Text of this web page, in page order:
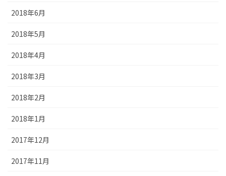
2018年6月
2018年5月
2018年4月
2018年3月
2018年2月
2018年1月
2017年12月
2017年11月